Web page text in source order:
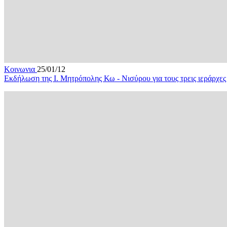
Κοινωνια 25/01/12
Εκδήλωση της Ι. Μητρόπολης Κω - Νισύρου για τους τρεις